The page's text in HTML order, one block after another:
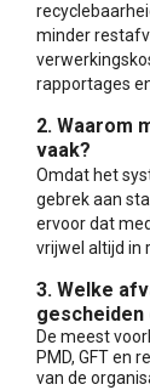
minder
rapportages
2. Waarom
vaak?
Omdat het
gebrek aan
ervoor dat
vrijwel altijd in
3. Welke
De meest
PMD, GFT en
van de